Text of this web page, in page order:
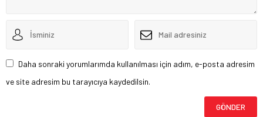
Daha sonraki yorumlarımda kullanılması için adım, e-posta adresim
ve site adresim bu tarayıcıya kaydedilsin.